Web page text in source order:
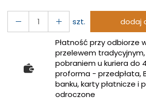
szt.
dodaj
Płatność przy odbiorze
przelewem tradycyjnym,
pobraniem u kuriera do
proforma - przedpłata,
banku, karty płatnicze i
odroczone